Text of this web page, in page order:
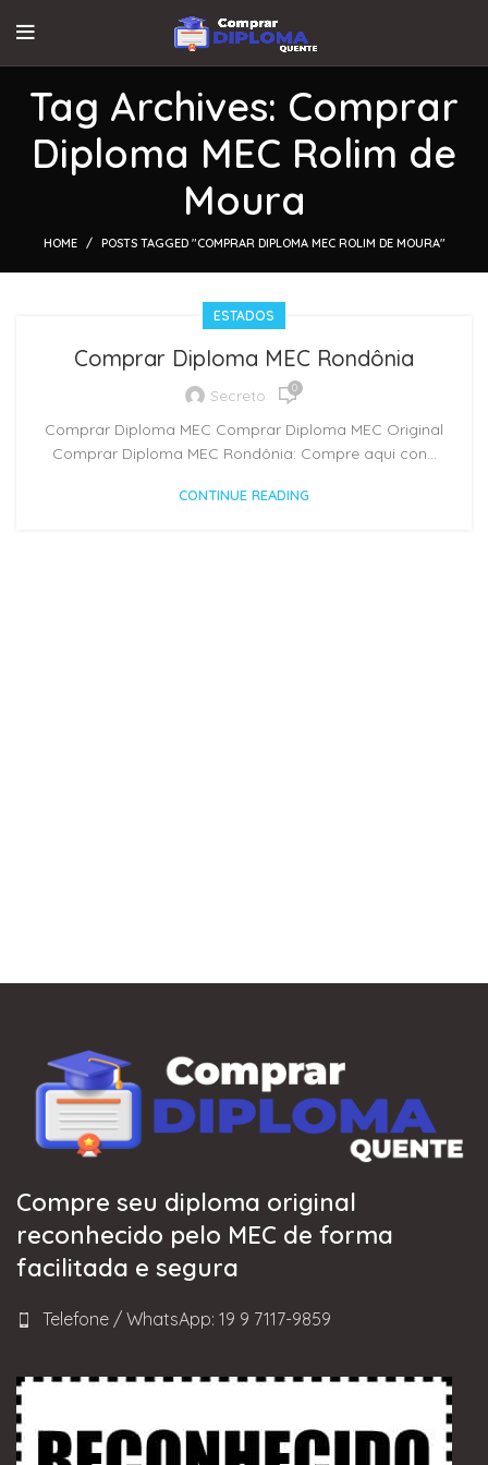
Tag Archives: Comprar
Diploma MEC Rolim de
Moura
HOME POSTS TAGGED "COMPRAR DIPLOMA MEC ROLIM DE MOURA"
ESTADOS
Comprar Diploma MEC Rondônia
Secreto 0
Comprar Diploma MEC Comprar Diploma MEC Original
Comprar Diploma MEC Rondônia: Compre aqui con...
CONTINUE READING
Compre seu diploma original
reconhecido pelo MEC de forma
facilitada e segura
Telefone / WhatsApp: 19 9 7117-9859